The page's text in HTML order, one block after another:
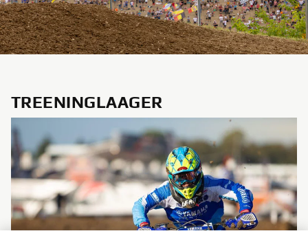
TREENINGLAAGER